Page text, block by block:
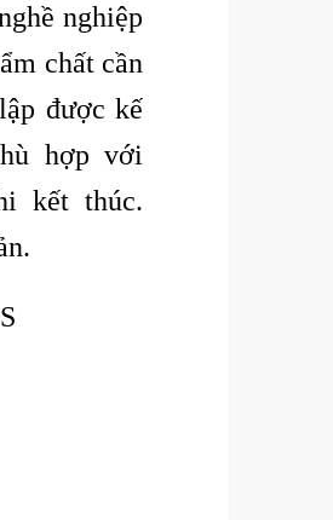
nghiệp
chất cần
được kế
hợp với
kết thúc.